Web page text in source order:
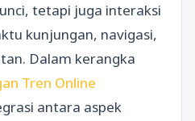
tetapi juga interaksi
kunjungan, navigasi,
Dalam kerangka
Tren Online
antara aspek